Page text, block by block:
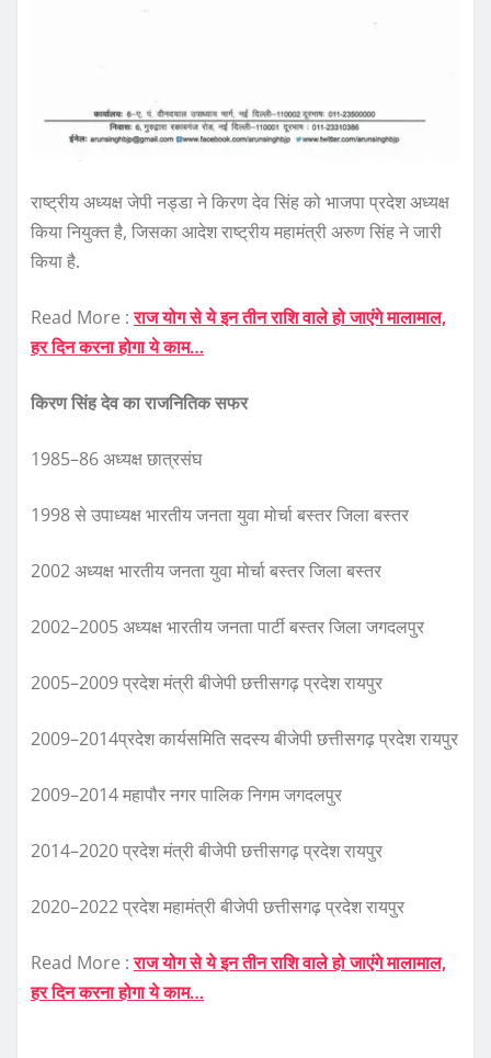
राष्ट्रीय अध्यक्ष जेपी नड्डा ने किरण देव सिंह को भाजपा प्रदेश अध्यक्ष
किया नियुक्त है, जिसका आदेश राष्ट्रीय महामंत्री अरुण सिंह ने जारी
किया है.
Read More :राज योग से ये इन तीन राशि वाले हो जाएंगे मालामाल,
हर दिन करना होगा ये काम…
किरण सिंह देव का राजनितिक सफर
1985–86 अध्यक्ष छात्रसंघ
1998 से उपाध्यक्ष भारतीय जनता युवा मोर्चा बस्तर जिला बस्तर
2002 अध्यक्ष भारतीय जनता युवा मोर्चा बस्तर जिला बस्तर
2002–2005 अध्यक्ष भारतीय जनता पार्टी बस्तर जिला जगदलपुर
2005–2009 प्रदेश मंत्री बीजेपी छत्तीसगढ़ प्रदेश रायपुर
2009–2014प्रदेश कार्यसमिति सदस्य बीजेपी छत्तीसगढ़ प्रदेश रायपुर
2009–2014 महापौर नगर पालिक निगम जगदलपुर
2014–2020 प्रदेश मंत्री बीजेपी छत्तीसगढ़ प्रदेश रायपुर
2020–2022 प्रदेश महामंत्री बीजेपी छत्तीसगढ़ प्रदेश रायपुर
Read More :राज योग से ये इन तीन राशि वाले हो जाएंगे मालामाल,
हर दिन करना होगा ये काम…